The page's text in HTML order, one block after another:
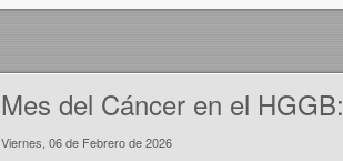
Mes del Cáncer en el HGGB:
Viernes, 06 de Febrero de 2026